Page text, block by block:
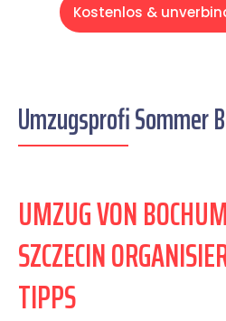
Kostenlos &
Umzugsprofi Sommer
UMZUG VON
SZCZECIN
TIPPS